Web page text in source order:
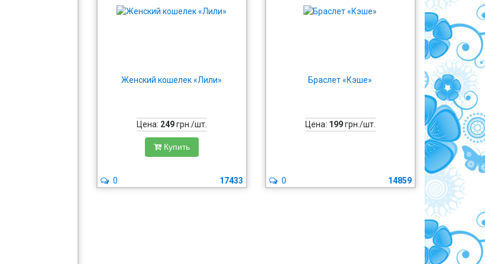
Женский кошелек «Лили»
Цена: 249грн./шт.
Купить
17433
0
Браслет «Кэше»
Цена: 199грн./шт.
14859
0